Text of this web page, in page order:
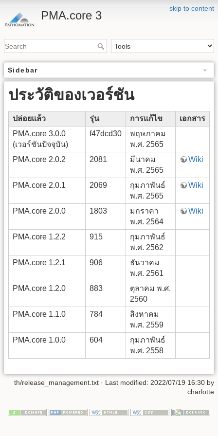
skip to content
PMA.core 3
Sidebar
ประวัติของเวอร์ชัน
ปล่อยแล้ว รุ่น การแก้ไข
เอกสาร
PMA.core 3.0.0
(เวอร์ชันปัจจุบัน)
f47dcd30
พฤษภาคม
พ.ศ. 2565
PMA.core 2.0.2
2081
มีนาคม
พ.ศ. 2565
Wiki
PMA.core 2.0.1 2069
กุมภาพันธ์
พ.ศ. 2565
Wiki
PMA.core 2.0.0 1803
มกราคา
พ.ศ. 2564
Wiki
PMA.core 1.2.2 915
กุมภาพันธ์
พ.ศ. 2562
PMA.core 1.2.1
906
ธันวาคม
พ.ศ. 2561
PMA.core 1.2.0
883
ตุลาคม พ.ศ.
2560
PMA.core 1.1.0
784
สิงหาคม
พ.ศ. 2559
PMA.core 1.0.0
604
กุมภาพันธ์
พ.ศ. 2558
th/release_management.txt · Last modified: 2022/07/19 16:30 by
charlotte